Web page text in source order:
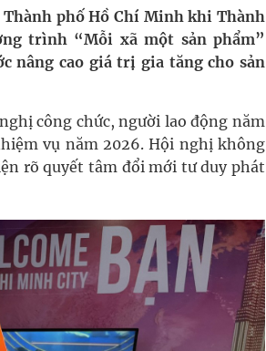
Spp.): Tổng
Thành phố Hồ Chí Minh khi Thành
trình “Mỗi xã một sản phẩm”
nâng cao giá trị gia tăng cho sản
công chức, người lao động năm
vụ năm 2026. Hội nghị không
rõ quyết tâm đổi mới tư duy phát